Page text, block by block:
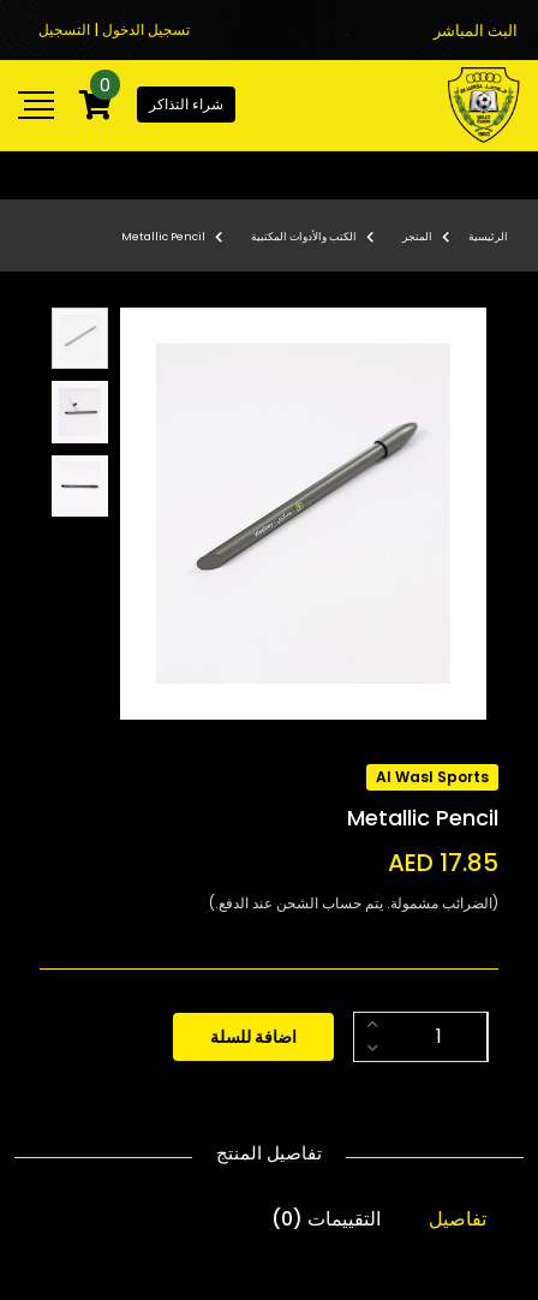
البث المباشر تسجيل الدخول | التسجيل
شراء التذاكر
0
الرئيسية المتجر الكتب والأدوات المكتبية Metallic Pencil
Al Wasl Sports
Metallic Pencil
AED 17.85
(الضرائب مشمولة. يتم حساب الشحن عند الدفع.)
اضافة للسلة
تفاصيل المنتج
تفاصيل التقييمات (0)